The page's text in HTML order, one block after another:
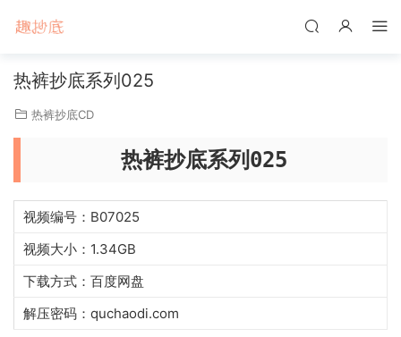
热裤抄底系列025
热裤抄底CD
热裤抄底系列025
视频编号：B07025
视频大小：1.34GB
下载方式：百度网盘
解压密码：quchaodi.com